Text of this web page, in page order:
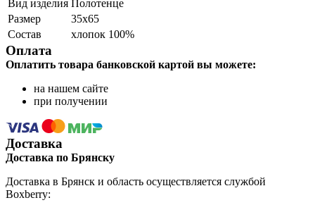
Вид изделия Полотенце
Размер
35х65
Состав
хлопок 100%
Оплата
Оплатить товара банковской картой вы можете:
на нашем сайте
при получении
Доставка
Доставка по Брянску
Доставка в Брянск и область осуществляется службой
Boxberry: